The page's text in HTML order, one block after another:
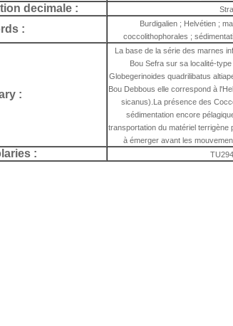
decimale :
:
Burdigalien ; Helvétien ;
coccolithophorales ;
:
La base de la série des marnes
Bou Sefra sur sa localité-
Globegerinoides quadrilibatus
Bou Debbous elle correspond à
sicanus).La présence des
sédimentation encore
transportation du matériel
à émerger avant les
: